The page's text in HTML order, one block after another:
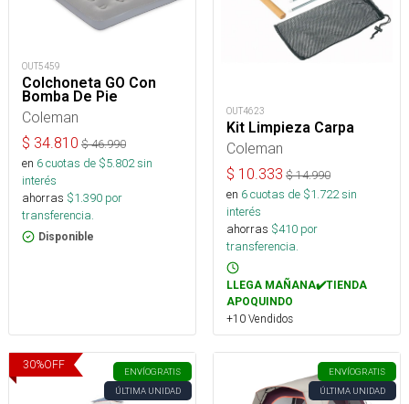
OUT5459
Colchoneta GO Con
Bomba De Pie
Coleman
$ 34.810 $46.990
en 6cuotas de $5.802sin
interés
ahorras $1.390 por
transferencia.
Disponible
OUT4623
Kit Limpieza Carpa
Coleman
$ 10.333 $14.990
en 6cuotas de $1.722sin
interés
ahorras $410 por
transferencia.
LLEGA MAÑANA✔️TIENDA
APOQUINDO
+10 Vendidos
30%OFF
ENVÍOGRATIS
ÚLTIMA UNIDAD
ENVÍOGRATIS
ÚLTIMA UNIDAD